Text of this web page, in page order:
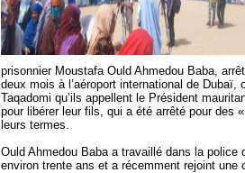
prisonnier Moustafa Ould Ahmedou Baba,
deux mois à l’aéroport international de Dubaï,
Taqadomi qu’ils appellent le Président
pour libérer leur fils, qui a été arrêté pour des
leurs termes.
Ould Ahmedou Baba a travaillé dans la
environ trente ans et a récemment rejoint une